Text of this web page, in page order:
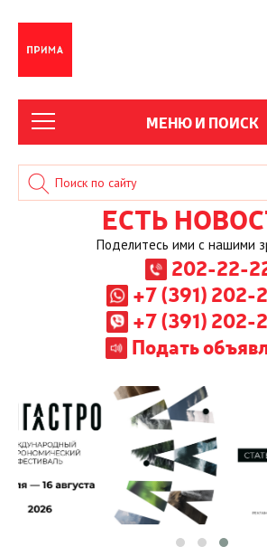
МЕНЮ И ПОИСК
ЕСТЬ
Поделитесь ими с нашими
202-22-
+7 (391) 202-
+7 (391) 202-
Подать